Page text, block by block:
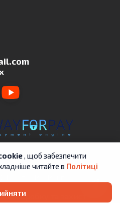
Цит А.В. | Всі права
обробку та захист
, щоб забезпечити
читайте в Політиці